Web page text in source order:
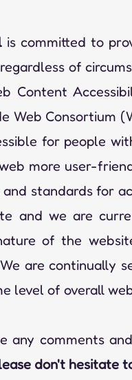
is committed to
of
Content
Web Consortium
for people
more user-
and standards for
and we are
of the
are continually
level of overall
any comments
don't hesitate